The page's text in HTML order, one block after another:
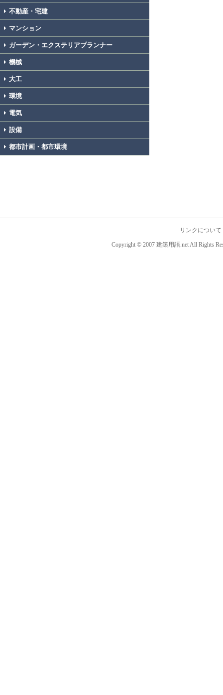
不動産・宅建
マンション
ガーデン・エクステリアプランナー
機械
大工
環境
電気
設備
都市計画・都市環境
リンクについて
Copyright © 2007 建築用語.net All Rights